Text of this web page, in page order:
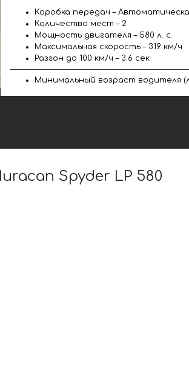
Коробка передач –
Количество мест – 2
Мощность двигателя – 580 л. с.
Максимальная скорость – 319 км/ч
Разгон до 100 км/ч – 3.6 сек
Минимальный возраст водителя
Spyder LP 580